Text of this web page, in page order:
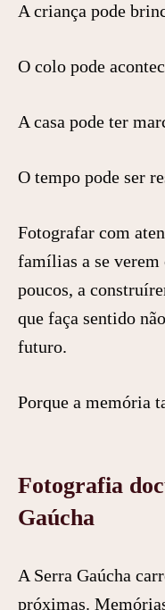
A criança pode
O colo pode
A casa pode ter
O tempo pode ser
Fotografar com
famílias a se verem
poucos, a
que faça sentido
futuro.
Porque a memória
Fotografia
Gaúcha
A Serra Gaúcha
próximas.